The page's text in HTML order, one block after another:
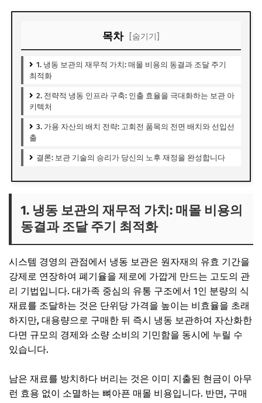
목차 [숨기기]
1. 냉동 보관의 재무적 가치: 매몰 비용의 동결과 조달 주기
최적화
2. 전략적 냉동 인프라 구축: 인출 효율을 극대화하는 보관 아
키텍처
3. 가용 자산의 배치 전략: 고회전 품목의 전면 배치와 선입선
출
결론: 보관 기술의 승리가 당신의 노후 재정을 완성합니다
1. 냉동 보관의 재무적 가치: 매몰 비용의
동결과 조달 주기 최적화
시스템 경영의 관점에서 냉동 보관은 원자재의 유효 기간을
강제로 연장하여 폐기율을 제로에 가깝게 만드는 고도의 관
리 기법입니다. 대가족 중심의 유통 구조에서 1인 분량의 식
재료를 조달하는 것은 단위당 가격을 높이는 비효율을 초래
하지만, 대용량으로 구매한 뒤 즉시 냉동 보관하여 자산화한
다면 규모의 경제와 소량 소비의 기민함을 동시에 누릴 수
있습니다.
남은 재료를 방치하다 버리는 것은 이미 지출된 현금이 아무
런 효용 없이 소멸하는 뼈아픈 매몰 비용입니다. 반면, 구매